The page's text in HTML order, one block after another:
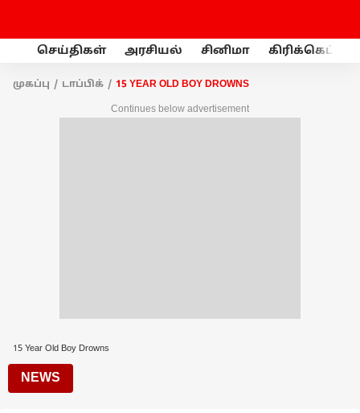
செய்திகள் அரசியல் சினிமா கிரிக்கெட்
முகப்பு டாப்பிக் 15 YEAR OLD BOY DROWNS
Continues below advertisement
15 Year Old Boy Drowns
NEWS